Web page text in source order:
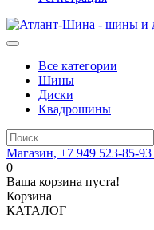
Все категории
Шины
Диски
Квадрошины
Магазин, +7 949 523-85-93
0
Ваша корзина пуста!
Корзина
КАТАЛОГ